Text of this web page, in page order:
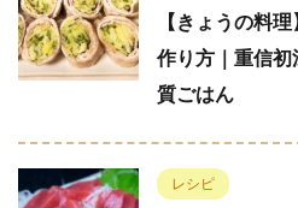
【きょうの料
作り方｜重信
質ごはん
レシピ